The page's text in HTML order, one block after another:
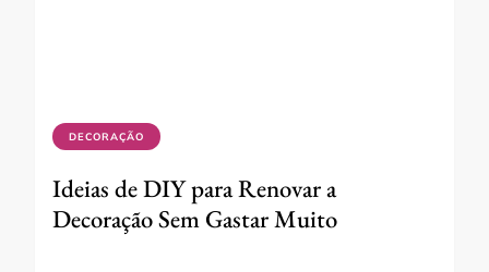
DECORAÇÃO
Ideias de DIY para Renovar a
Decoração Sem Gastar Muito